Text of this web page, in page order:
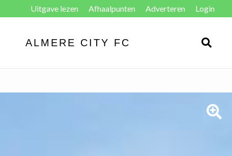
Uitgave lezen Afhaalpunten Adverteren Login
ALMERE CITY FC